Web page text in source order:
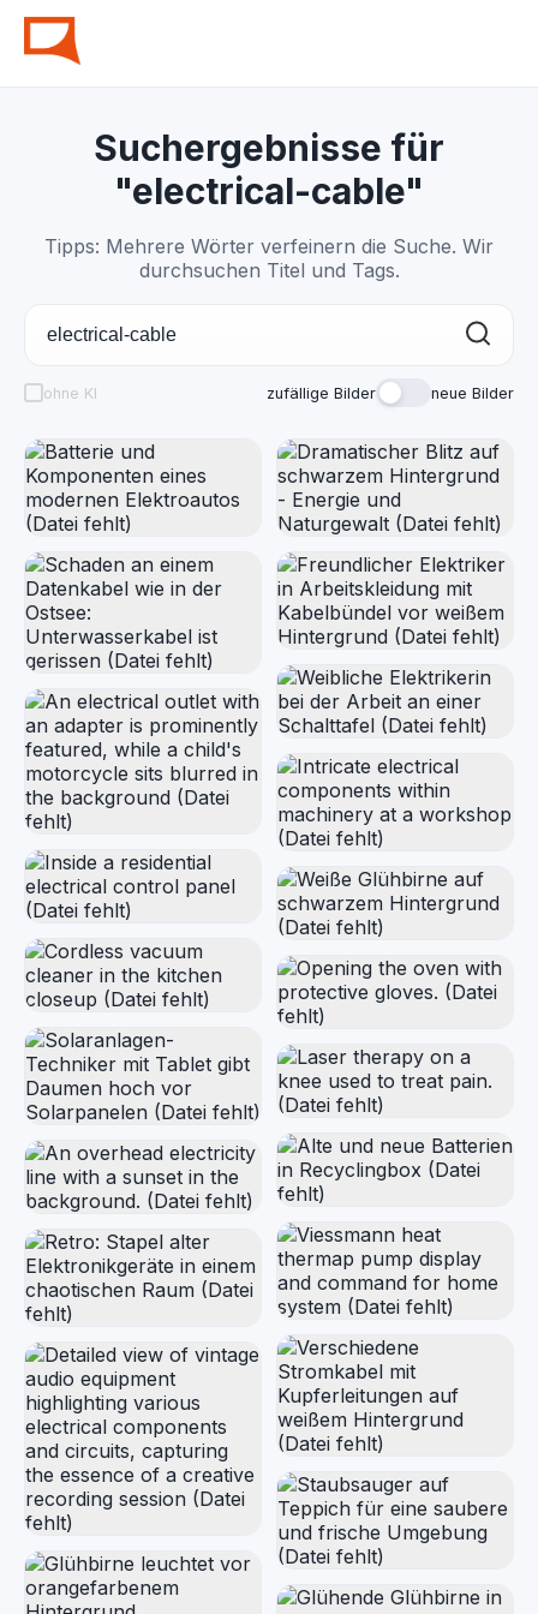
Suchergebnisse für
"electrical-cable"
Tipps: Mehrere Wörter verfeinern die Suche. Wir
durchsuchen Titel und Tags.
ohne KI zufällige Bilder neue Bilder